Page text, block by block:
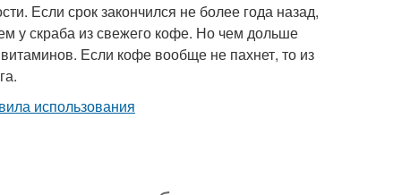
Если срок закончился не более года назад,
у скраба из свежего кофе. Но чем дольше
Если кофе вообще не пахнет, то из